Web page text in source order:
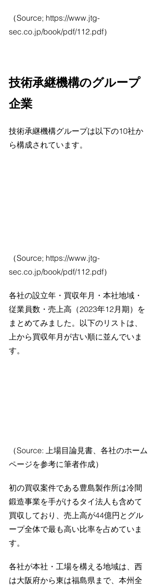
（Source; https://www.jtg-
sec.co.jp/book/pdf/112.pdf）
技術承継機構のグループ
企業
技術承継機構グループは以下の10社か
ら構成されています。
（Source; https://www.jtg-
sec.co.jp/book/pdf/112.pdf）
各社の設立年・買収年月・本社地域・
従業員数・売上高（2023年12月期）を
まとめてみました。以下のリストは、
上から買収年月が古い順に並んでいま
す。
（Source: 上場目論見書、各社のホーム
ページを参考に筆者作成）
初の買収案件である豊島製作所は冷間
鍛造事業を手がけるタイ法人も含めて
買収しており、売上高が44億円とグル
ープ全体で最も高い比率を占めていま
す。
各社が本社・工場を構える地域は、西
は大阪府から東は福島県まで、本州全